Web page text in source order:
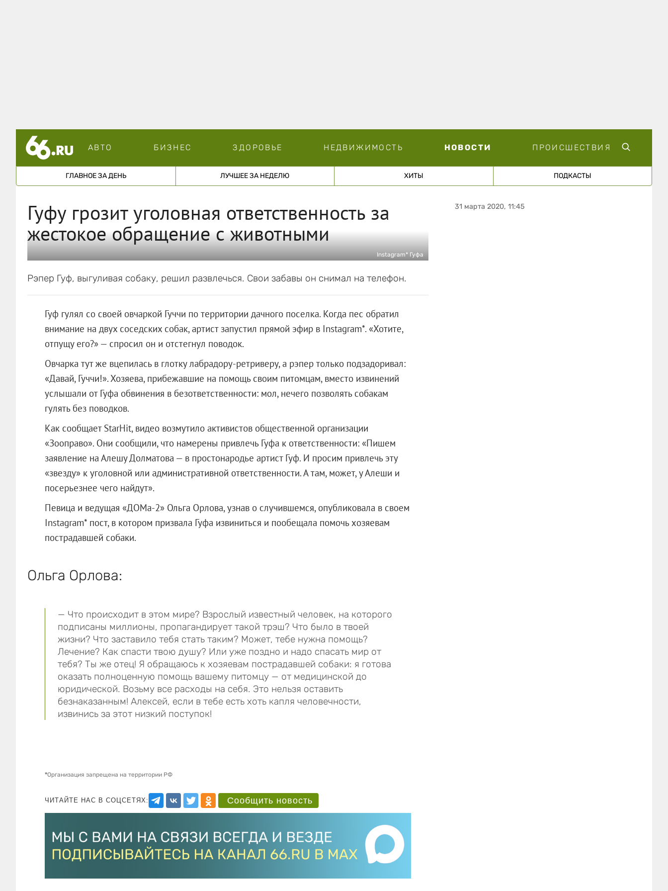
АВТО БИЗНЕС ЗДОРОВЬЕ НЕДВИЖИМОСТЬ НОВОСТИ ПРОИСШЕСТВИЯ
ГЛАВНОЕ ЗА ДЕНЬ ЛУЧШЕЕ ЗА НЕДЕЛЮ ХИТЫ ПОДКАСТЫ
Гуфу грозит уголовная ответственность за
жестокое обращение с животными
Instagram* Гуфа
Рэпер Гуф, выгуливая собаку, решил развлечься. Свои забавы он снимал на телефон.
Гуф гулял со своей овчаркой Гуччи по территории дачного поселка. Когда пес обратил
внимание на двух соседских собак, артист запустил прямой эфир в Instagram*. «Хотите,
отпущу его?» — спросил он и отстегнул поводок.
Овчарка тут же вцепилась в глотку лабрадору-ретриверу, а рэпер только подзадоривал:
«Давай, Гуччи!». Хозяева, прибежавшие на помощь своим питомцам, вместо извинений
услышали от Гуфа обвинения в безответственности: мол, нечего позволять собакам
гулять без поводков.
Как сообщает StarHit, видео возмутило активистов общественной организации
«Зооправо». Они сообщили, что намерены привлечь Гуфа к ответственности: «Пишем
заявление на Алешу Долматова — в простонародье артист Гуф. И просим привлечь эту
«звезду» к уголовной или административной ответственности. А там, может, у Алеши и
посерьезнее чего найдут».
Певица и ведущая «ДОМа-2» Ольга Орлова, узнав о случившемся, опубликовала в своем
Instagram* пост, в котором призвала Гуфа извиниться и пообещала помочь хозяевам
пострадавшей собаки.
Ольга Орлова:
— Что происходит в этом мире? Взрослый известный человек, на которого
подписаны миллионы, пропагандирует такой трэш? Что было в твоей
жизни? Что заставило тебя стать таким? Может, тебе нужна помощь?
Лечение? Как спасти твою душу? Или уже поздно и надо спасать мир от
тебя? Ты же отец! Я обращаюсь к хозяевам пострадавшей собаки: я готова
оказать полноценную помощь вашему питомцу — от медицинской до
юридической. Возьму все расходы на себя. Это нельзя оставить
безнаказанным! Алексей, если в тебе есть хоть капля человечности,
извинись за этот низкий поступок!
*Организация запрещена на территории РФ
ЧИТАЙТЕ НАС В СОЦСЕТЯХ: Сообщить новость
31 марта 2020, 11:45